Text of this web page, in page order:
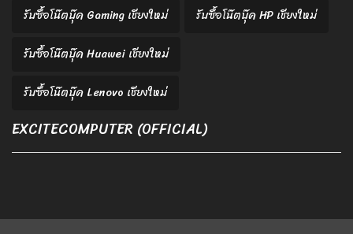
รับซื้อโน๊ตบุ๊ค Gaming เชียงใหม่
รับซื้อโน๊ตบุ๊ค HP เชียงใหม่
รับซื้อโน๊ตบุ๊ค Huawei เชียงใหม่
รับซื้อโน๊ตบุ๊ค Lenovo เชียงใหม่
EXCITECOMPUTER (OFFICIAL)